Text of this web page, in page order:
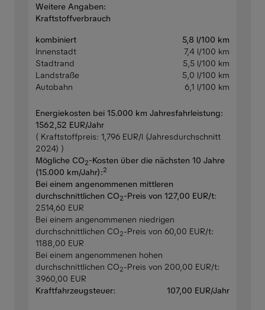
Weitere Angaben:
Kraftstoffverbrauch
kombiniert
5,8 l/100 km
Innenstadt
7,4 l/100 km
Stadtrand
5,5 l/100 km
Landstraße
5,0 l/100 km
Autobahn
6,1 l/100 km
Energiekosten bei 15.000 km Jahresfahrleistung:
1562,52 EUR/Jahr
( Kraftstoffpreis: 1,796 EUR/l (Jahresdurchschnitt
2024) )
Mögliche CO2-Kosten über die nächsten 10 Jahre
(15.000 km/Jahr):2
Bei einem angenommenen mittleren
durchschnittlichen CO2-Preis von 127,00 EUR/t:
2514,60 EUR
Bei einem angenommenen niedrigen
durchschnittlichen CO2-Preis von 60,00 EUR/t:
1188,00 EUR
Bei einem angenommenen hohen
durchschnittlichen CO2-Preis von 200,00 EUR/t:
3960,00 EUR
Kraftfahrzeugsteuer:
107,00 EUR/Jahr